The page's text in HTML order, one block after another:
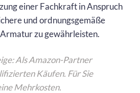
einer Fachkraft in Anspruch
und ordnungsgemäße
zu gewährleisten.
Als Amazon-Partner
Käufen. Für Sie
Mehrkosten.